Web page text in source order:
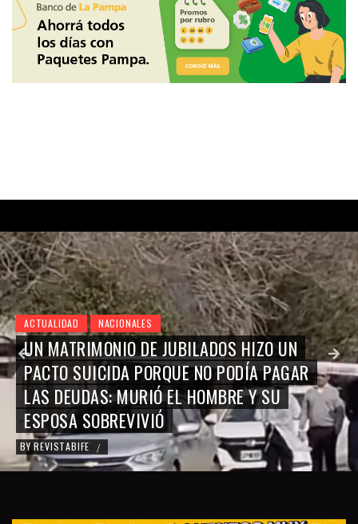
ACTUALIDAD NACIONALES
UN MATRIMONIO DE JUBILADOS HIZO UN
PACTO SUICIDA PORQUE NO PODÍA PAGAR
LAS DEUDAS: MURIÓ EL HOMBRE Y SU
ESPOSA SOBREVIVIÓ
BY REVISTABIFE /